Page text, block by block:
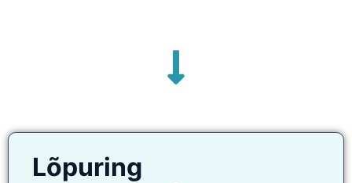
Lõpuring